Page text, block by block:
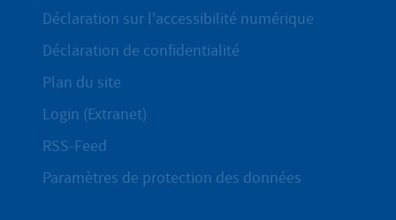
Déclaration sur l'accessibilité numérique
Déclaration de confidentialité
Plan du site
Login (Extranet)
RSS-Feed
Paramètres de protection des données